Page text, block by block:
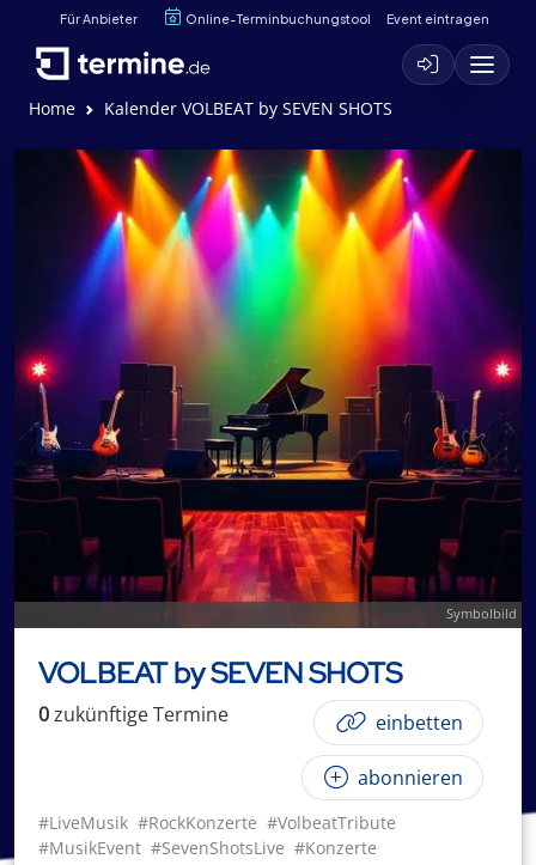
Für Anbieter Online-Terminbuchungstool Event eintragen
Home Kalender VOLBEAT by SEVEN SHOTS
Symbolbild
VOLBEAT by SEVEN SHOTS
0zukünftigeTermine einbetten
abonnieren
#LiveMusik #RockKonzerte #VolbeatTribute
#MusikEvent #SevenShotsLive #Konzerte